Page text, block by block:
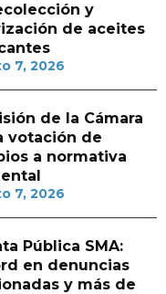
y
de aceites
7, 2026
de la Cámara
votación de
a normativa
7, 2026
Pública SMA:
en denuncias
y más de